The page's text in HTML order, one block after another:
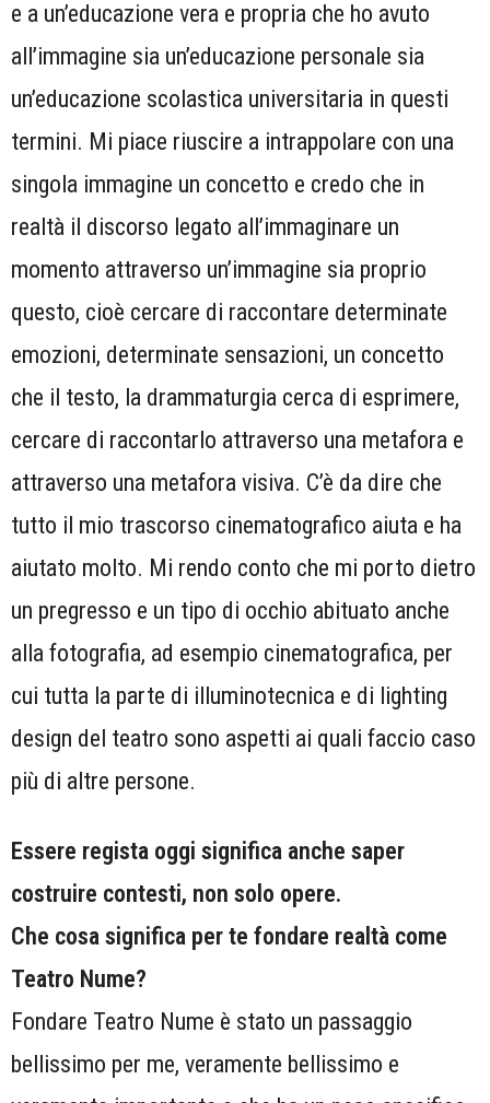
e a un’educazione vera e propria che ho avuto
all’immagine sia un’educazione personale sia
un’educazione scolastica universitaria in questi
termini. Mi piace riuscire a intrappolare con una
singola immagine un concetto e credo che in
realtà il discorso legato all’immaginare un
momento attraverso un’immagine sia proprio
questo, cioè cercare di raccontare determinate
emozioni, determinate sensazioni, un concetto
che il testo, la drammaturgia cerca di esprimere,
cercare di raccontarlo attraverso una metafora e
attraverso una metafora visiva. C’è da dire che
tutto il mio trascorso cinematografico aiuta e ha
aiutato molto. Mi rendo conto che mi porto dietro
un pregresso e un tipo di occhio abituato anche
alla fotografia, ad esempio cinematografica, per
cui tutta la parte di illuminotecnica e di lighting
design del teatro sono aspetti ai quali faccio caso
più di altre persone.
Essere regista oggi significa anche saper
costruire contesti, non solo opere.
Che cosa significa per te fondare realtà come
Teatro Nume?
Fondare Teatro Nume è stato un passaggio
bellissimo per me, veramente bellissimo e